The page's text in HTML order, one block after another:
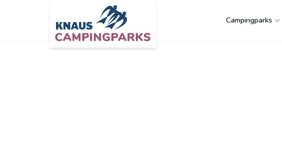
Campingparks